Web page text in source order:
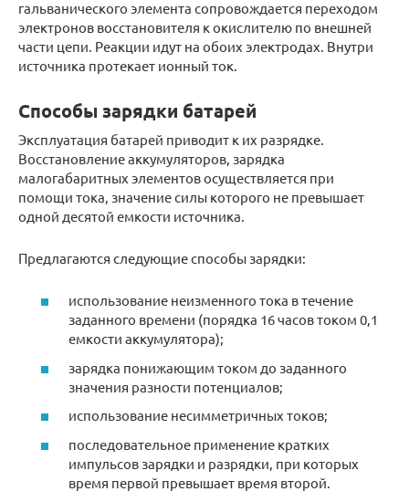
гальванического элемента сопровождается переходом
электронов восстановителя к окислителю по внешней
части цепи. Реакции идут на обоих электродах. Внутри
источника протекает ионный ток.
Способы зарядки батарей
Эксплуатация батарей приводит к их разрядке.
Восстановление аккумуляторов, зарядка
малогабаритных элементов осуществляется при
помощи тока, значение силы которого не превышает
одной десятой емкости источника.
Предлагаются следующие способы зарядки:
использование неизменного тока в течение
заданного времени (порядка 16 часов током 0,1
емкости аккумулятора);
зарядка понижающим током до заданного
значения разности потенциалов;
использование несимметричных токов;
последовательное применение кратких
импульсов зарядки и разрядки, при которых
время первой превышает время второй.